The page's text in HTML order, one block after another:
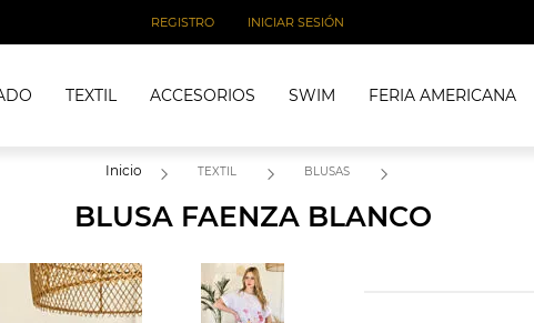
REGISTRO INICIAR SESIÓN
TEXTIL ACCESORIOS SWIM FERIA AMERICANA
Inicio TEXTIL BLUSAS
BLUSA FAENZA BLANCO